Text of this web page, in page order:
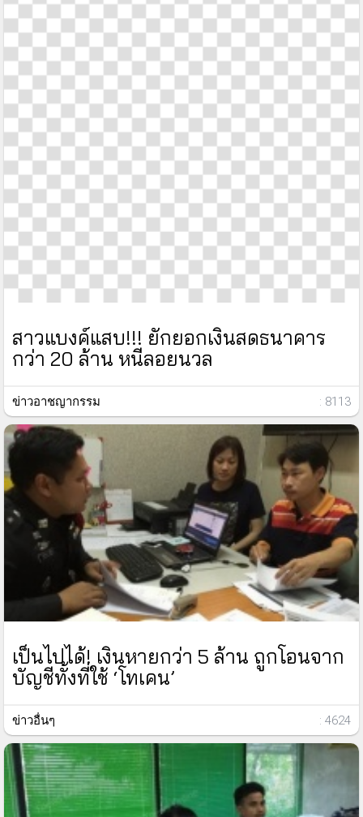
สาวแบงค์แสบ!!! ยักยอกเงินสดธนาคาร
กว่า 20 ล้าน หนีลอยนวล
ข่าวอาชญากรรม : 8113
เป็นไปได้! เงินหายกว่า 5 ล้าน ถูกโอนจาก
บัญชีทั้งที่ใช้ ‘โทเคน’
ข่าวอื่นๆ : 4624